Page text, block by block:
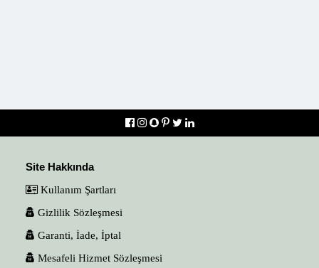
Site Hakkında
Kullanım Şartları
Gizlilik Sözleşmesi
Garanti, İade, İptal
Mesafeli Hizmet Sözleşmesi